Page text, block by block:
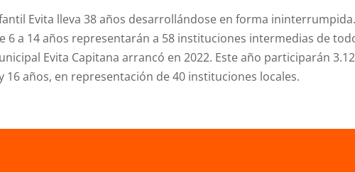
Evita lleva 38 años desarrollándose en forma ininterrumpida.
6 a 14 años representarán a 58 instituciones intermedias de
Evita Capitana arrancó en 2022. Este año participarán
16 años, en representación de 40 instituciones locales.